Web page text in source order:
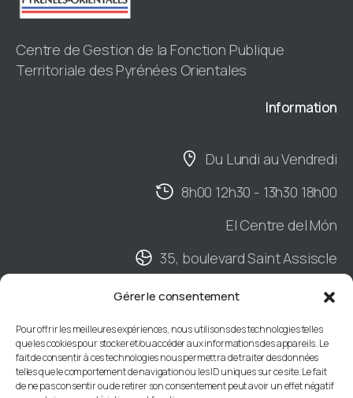
Gérer le consentement
Pour offrir les meilleures expériences, nous utilisons des technologies telles
que les cookies pour stocker et/ou accéder aux informations des appareils. Le
fait de consentir à ces technologies nous permettra de traiter des données
telles que le comportement de navigation ou les ID uniques sur ce site. Le fait
de ne pas consentir ou de retirer son consentement peut avoir un effet négatif
Centre de Gestion de la Fonction Publique
Territoriale des Pyrénées Orientales
Information
Du Lundi au Vendredi
8h00 12h30 - 13h30 18h00
El Centre del Món
35, boulevard Saint Assiscle
Hall B - 2ème étage
BP901 - 66020 PERPIGNAN Cedex
04 68 34 88 66